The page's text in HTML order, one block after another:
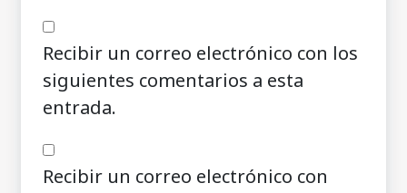
Recibir un correo electrónico con los
siguientes comentarios a esta
entrada.
Recibir un correo electrónico con